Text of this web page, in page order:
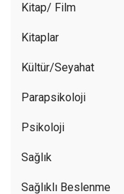
Kitap/ Film
Kitaplar
Kültür/Seyahat
Parapsikoloji
Psikoloji
Sağlık
Sağlıklı Beslenme